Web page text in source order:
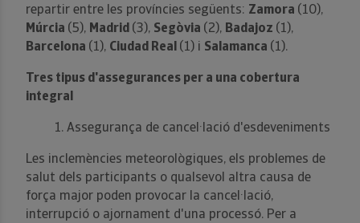
repartir entre les províncies següents: Zamora (10),
Múrcia (5), Madrid (3), Segòvia (2), Badajoz (1),
Barcelona (1), Ciudad Real (1) i Salamanca (1).
Tres tipus d'assegurances per a una cobertura
integral
1. Assegurança de cancel·lació d'esdeveniments
Les inclemències meteorològiques, els problemes de
salut dels participants o qualsevol altra causa de
força major poden provocar la cancel·lació,
interrupció o ajornament d'una processó. Per a